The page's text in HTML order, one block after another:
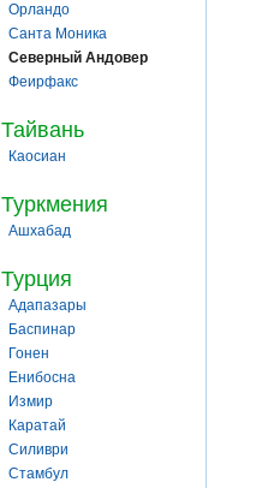
Орландо
Санта Моника
Северный Андовер
Феирфакс
Тайвань
Каосиан
Туркмения
Ашхабад
Турция
Адапазары
Баспинар
Гонен
Енибосна
Измир
Каратай
Силиври
Стамбул